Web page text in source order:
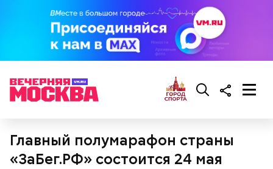
Главный полумарафон страны
«ЗаБег.РФ» состоится 24 мая
помидоры черри либо грунтовые.
пожилым;
детям.